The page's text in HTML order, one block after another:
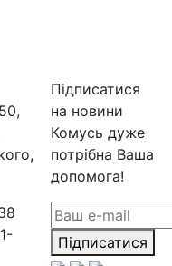
Підписатися
на новини
Комусь дуже
потрібна Ваша
допомога!
Підписатися